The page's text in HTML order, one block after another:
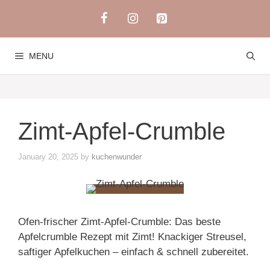
content
MENU
Zimt-Apfel-Crumble
January 20, 2025 by kuchenwunder
Ofen-frischer Zimt-Apfel-Crumble: Das beste
Apfelcrumble Rezept mit Zimt! Knackiger Streusel,
saftiger Apfelkuchen – einfach & schnell zubereitet.